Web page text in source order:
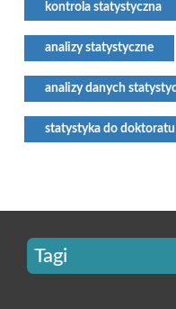
kontrola statystyczna
analizy statystyczne
analizy danych
statystyka do doktoratu
Tagi